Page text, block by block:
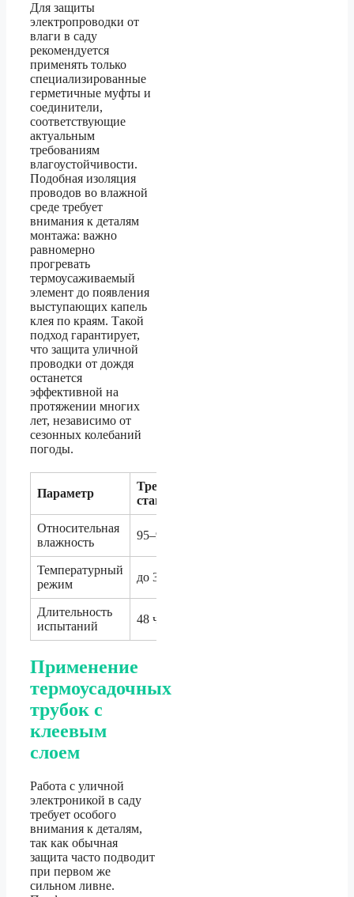
Для защиты
электропроводки от
влаги в саду
рекомендуется
применять только
специализированные
герметичные муфты и
соединители,
соответствующие
актуальным
требованиям
влагоустойчивости.
Подобная изоляция
проводов во влажной
среде требует
внимания к деталям
монтажа: важно
равномерно
прогревать
термоусаживаемый
элемент до появления
выступающих капель
клея по краям. Такой
подход гарантирует,
что защита уличной
проводки от дождя
останется
эффективной на
протяжении многих
лет, независимо от
сезонных колебаний
погоды.
Параметр
Требование
стандарта
Относительная
влажность
95–98 %
Температурный
режим
до 35 °C
Длительность
испытаний
48 часов
Применение
термоусадочных
трубок с
клеевым
слоем
Работа с уличной
электроникой в саду
требует особого
внимания к деталям,
так как обычная
защита часто подводит
при первом же
сильном ливне.